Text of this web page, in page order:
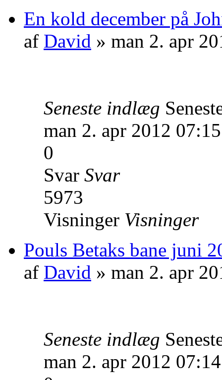
En kold december på
af David » man 2. apr
Seneste indlæg
man 2. apr 2012 07:15
0
Svar Svar
5973
Visninger Visninger
Pouls Betaks bane juni
af David » man 2. apr
Seneste indlæg
man 2. apr 2012 07:14